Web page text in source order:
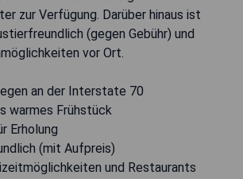
zur Verfügung. Darüber hinaus ist
(gegen Gebühr) und
vor Ort.
an der Interstate 70
warmes Frühstück
Erholung
(mit Aufpreis)
und Restaurants